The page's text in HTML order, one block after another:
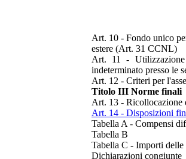
Art. 10 - Fondo unico
estere (Art. 31 CCNL)
Art. 11 -
indeterminato presso le
Art. 12 - Criteri per
Titolo III Norme finali
Art. 13 - Ricollocazione
Art. 14 - Disposizioni
Tabella A - Compensi
Tabella B
Tabella C - Importi
Dichiarazioni congiunte